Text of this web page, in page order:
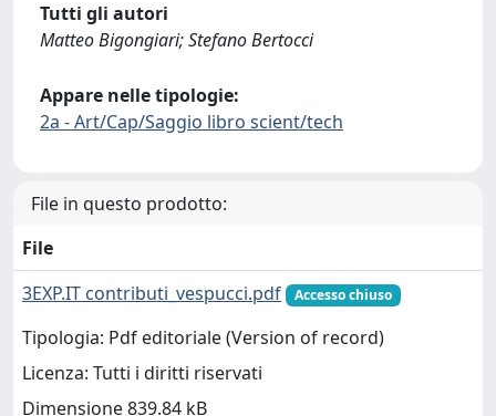
Tutti gli autori
Matteo Bigongiari; Stefano Bertocci
Appare nelle tipologie:
2a - Art/Cap/Saggio libro scient/tech
File in questo prodotto:
File
3EXP.IT contributi_vespucci.pdf
Accesso chiuso
Tipologia: Pdf editoriale (Version of record)
Licenza: Tutti i diritti riservati
Dimensione 839.84 kB